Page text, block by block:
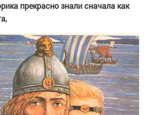
прекрасно знали сначала как